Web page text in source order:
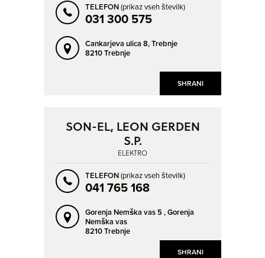
SHRANI
TELEFON(prikaz vseh številk)
031 300 575
Cankarjeva ulica 8,Trebnje
8210 Trebnje
SHRANI
SON-EL, LEON GERDEN
S.P.
ELEKTRO
TELEFON(prikaz vseh številk)
041 765 168
Gorenja Nemška vas 5 ,Gorenja
Nemška vas
8210 Trebnje